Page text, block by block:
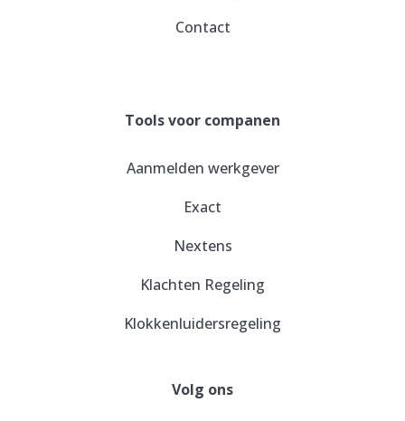
Contact
Tools voor companen
Aanmelden werkgever
Exact
Nextens
Klachten Regeling
Klokkenluidersregeling
Volg ons